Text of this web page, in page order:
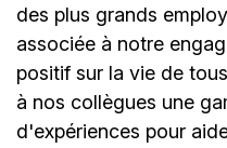
des plus grands
associée à notre
positif sur la vie de
à nos collègues une
d'expériences pour